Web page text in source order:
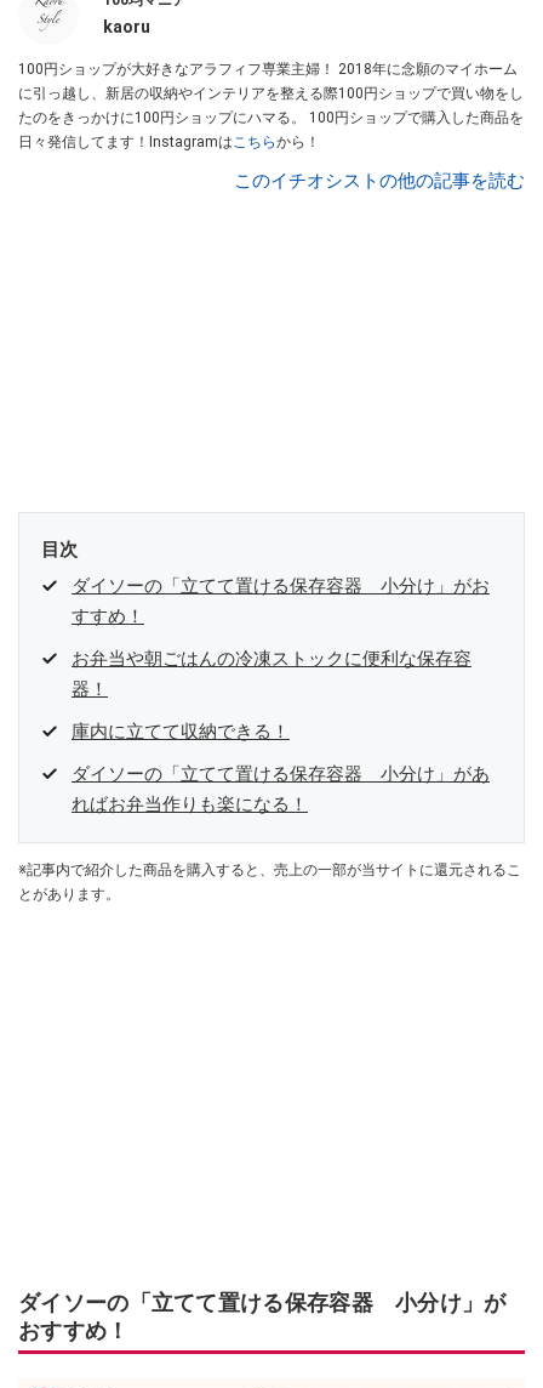
kaoru
100円ショップが大好きなアラフィフ専業主婦！ 2018年に念願のマイホーム
に引っ越し、新居の収納やインテリアを整える際100円ショップで買い物をし
たのをきっかけに100円ショップにハマる。 100円ショップで購入した商品を
日々発信してます！Instagramはこちらから！
このイチオシストの他の記事を読む
目次
ダイソーの「立てて置ける保存容器 小分け」がお
すすめ！
お弁当や朝ごはんの冷凍ストックに便利な保存容
器！
庫内に立てて収納できる！
ダイソーの「立てて置ける保存容器 小分け」があ
ればお弁当作りも楽になる！
※記事内で紹介した商品を購入すると、売上の一部が当サイトに還元されるこ
とがあります。
ダイソーの「立てて置ける保存容器 小分け」が
おすすめ！